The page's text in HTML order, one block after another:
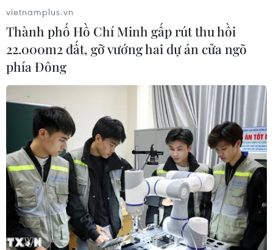
Đoàn Đảng Lao động Triều Tiên thăm
Viện Khoa học Nông nghiệp
vietnamplus.vn
Thành phố Hồ Chí Minh gấp rút thu hồi
22.000m2 đất, gỡ vướng hai dự án cửa ngõ
phía Đông